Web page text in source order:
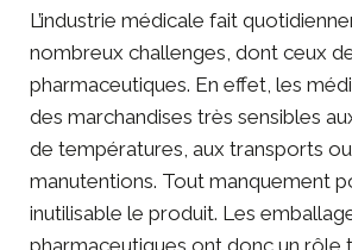
L’industrie médicale fait
nombreux challenges, dont ceux
pharmaceutiques. En effet, les
des marchandises très sensibles
de températures, aux transports
manutentions. Tout manquement
inutilisable le produit. Les
pharmaceutiques ont donc un rôle